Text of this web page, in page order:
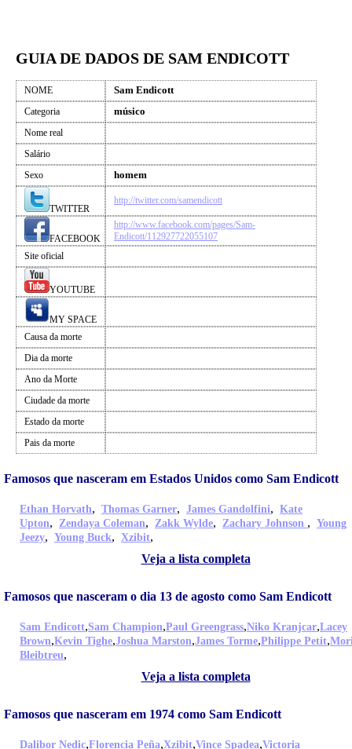
GUIA DE DADOS DE SAM ENDICOTT
NOME Sam Endicott
Categoria músico
Nome real
Salário
Sexo
homem
TWITTER
http://twitter.com/samendicott
FACEBOOK
http://www.facebook.com/pages/Sam-
Endicott/112927722055107
Site oficial
YOUTUBE
MY SPACE
Causa da morte
Dia da morte
Ano da Morte
Ciudade da morte
Estado da morte
Pais da morte
Famosos que nasceram em Estados Unidos como Sam Endicott
Ethan Horvath, Thomas Garner, James Gandolfini, Kate
Upton, Zendaya Coleman, Zakk Wylde, Zachary Johnson , Young
Jeezy, Young Buck, Xzibit,
Veja a lista completa
Famosos que nasceram o dia 13 de agosto como Sam Endicott
Sam Endicott,Sam Champion,Paul Greengrass,Niko Kranjcar,Lacey
Brown,Kevin Tighe,Joshua Marston,James Torme,Philippe Petit,
Bleibtreu,
Veja a lista completa
Famosos que nasceram em 1974 como Sam Endicott
Dalibor Nedic,Florencia Peña,Xzibit,Vince Spadea,Victoria